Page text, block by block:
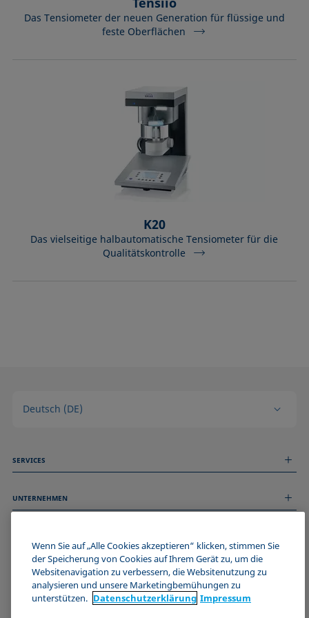
Das Tensiometer der neuen Generation für flüssige und
feste Oberflächen
K20
Das vielseitige halbautomatische Tensiometer für die
Qualitätskontrolle
Deutsch (DE)
SERVICES
Technischer Service
UNTERNEHMEN
Stellenangebote
Events
Impressum
Datenschutzerklärung
Cookie-Richtlinie
WERDE TEIL DER KRÜSS COMMUNITY
Wenn Sie auf „Alle Cookies akzeptieren“ klicken, stimmen Sie
der Speicherung von Cookies auf Ihrem Gerät zu, um die
Websitenavigation zu verbessern, die Websitenutzung zu
analysieren und unsere Marketingbemühungen zu
unterstützen. Datenschutz­erklärung Impressum